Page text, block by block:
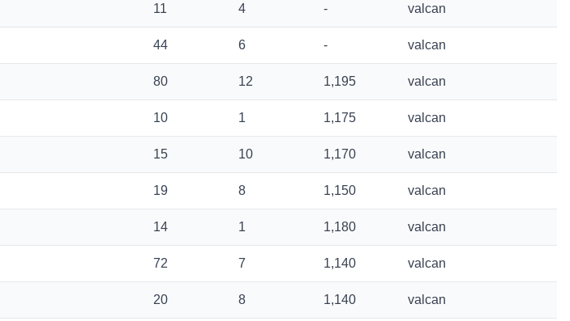
11 4 - valcan
44 6 - valcan
80 12 1,195 valcan
10 1 1,175 valcan
15 10 1,170 valcan
19 8 1,150 valcan
14 1 1,180 valcan
72 7 1,140 valcan
20 8 1,140 valcan